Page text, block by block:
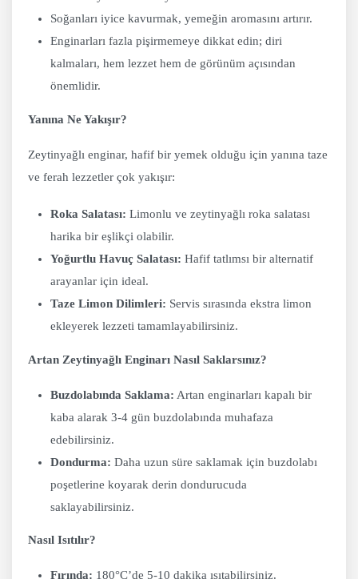
Soğanları iyice kavurmak, yemeğin aromasını artırır.
Enginarları fazla pişirmemeye dikkat edin; diri
kalmaları, hem lezzet hem de görünüm açısından
önemlidir.
Yanına Ne Yakışır?
Zeytinyağlı enginar, hafif bir yemek olduğu için yanına taze
ve ferah lezzetler çok yakışır:
Roka Salatası: Limonlu ve zeytinyağlı roka salatası
harika bir eşlikçi olabilir.
Yoğurtlu Havuç Salatası: Hafif tatlımsı bir alternatif
arayanlar için ideal.
Taze Limon Dilimleri: Servis sırasında ekstra limon
ekleyerek lezzeti tamamlayabilirsiniz.
Artan Zeytinyağlı Enginarı Nasıl Saklarsınız?
Buzdolabında Saklama: Artan enginarları kapalı bir
kaba alarak 3-4 gün buzdolabında muhafaza
edebilirsiniz.
Dondurma: Daha uzun süre saklamak için buzdolabı
poşetlerine koyarak derin dondurucuda
saklayabilirsiniz.
Nasıl Isıtılır?
Fırında: 180°C’de 5-10 dakika ısıtabilirsiniz.